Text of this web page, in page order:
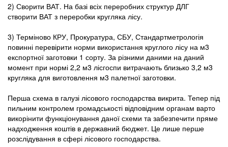
2) Сворити ВАТ. На базі всіх переробних структур ДЛГ
створити ВАТ з переробки кругляка лісу.
3) Терміново КРУ, Прокуратура, СБУ, Стандартметрологія
повинні перевірити норми використання круглого лісу на м3
експортної заготовки 1 сорту. За різними даними на даний
момент при нормі 2,2 м3 лісгоспи витрачають близько 3,2 м3
кругляка для виготовлення м3 палетної заготовки.
Перша схема в галузі лісового господарства викрита. Тепер під
пильним контролем громадськості відповідним органам варто
викорінити функціонування даної схеми та забезпечити пряме
надходження коштів в державний бюджет. Це лише перше
розслідування в сфері лісового господарства.